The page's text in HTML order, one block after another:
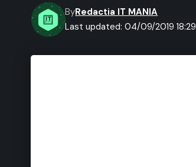
Last updated: 04/09/2019 18:29
ByRedactia IT MANIA